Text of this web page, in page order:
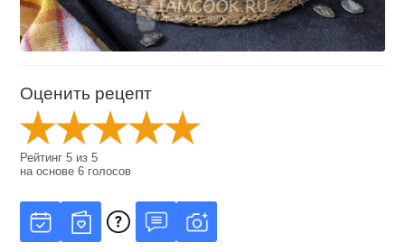
Оценить рецепт
Рейтинг5 из5
на основе6 голосов